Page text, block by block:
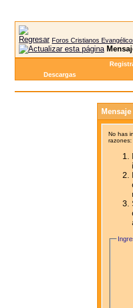
Foros Cristianos
Descargas
No has
razones: